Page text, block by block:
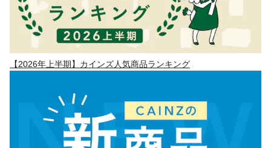
【2026年上半期】カインズ人気商品ランキング